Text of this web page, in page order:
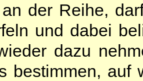
der Reihe,
und dabei
dazu
bestimmen, auf